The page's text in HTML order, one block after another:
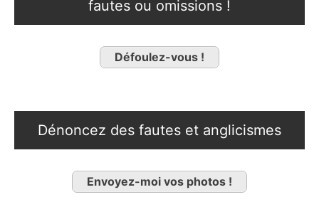
fautes ou omissions !
Défoulez-vous !
Dénoncez des fautes et anglicismes
Envoyez-moi vos photos !